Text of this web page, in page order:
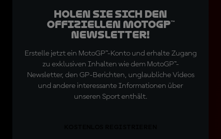
Holen Sie sich den
offiziellen MotoGP™
Newsletter!
Erstelle jetzt ein MotoGP™-Konto und erhalte Zugang
zu exklusiven Inhalten wie dem MotoGP™-
Newsletter, den GP-Berichten, unglaubliche Videos
und andere interessante Informationen über
unseren Sport enthält.